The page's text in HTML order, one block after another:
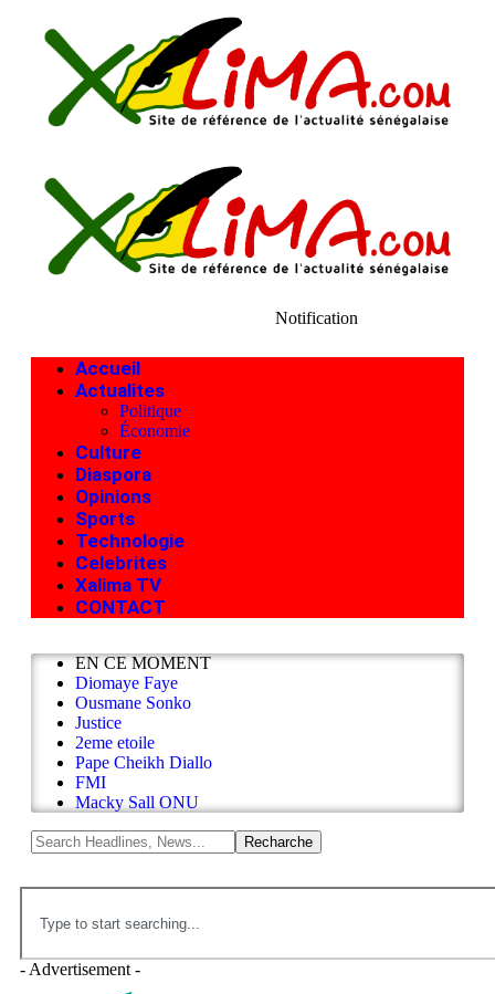
Notification
Accueil
Actualites
Politique
Économie
Culture
Diaspora
Opinions
Sports
Technologie
Celebrites
Xalima TV
CONTACT
EN CE MOMENT
Diomaye Faye
Ousmane Sonko
Justice
2eme etoile
Pape Cheikh Diallo
FMI
Macky Sall ONU
- Advertisement -